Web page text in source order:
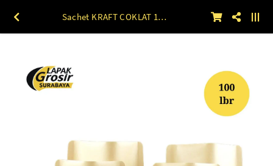
Sachet KRAFT COKLAT 100lbr 6 x 9